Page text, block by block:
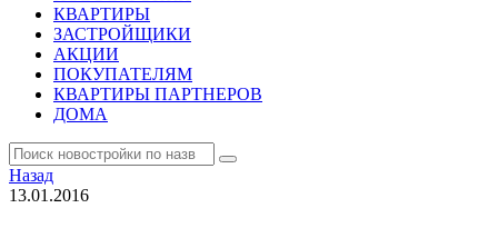
КВАРТИРЫ
ЗАСТРОЙЩИКИ
АКЦИИ
ПОКУПАТЕЛЯМ
КВАРТИРЫ ПАРТНЕРОВ
ДОМА
Назад
13.01.2016